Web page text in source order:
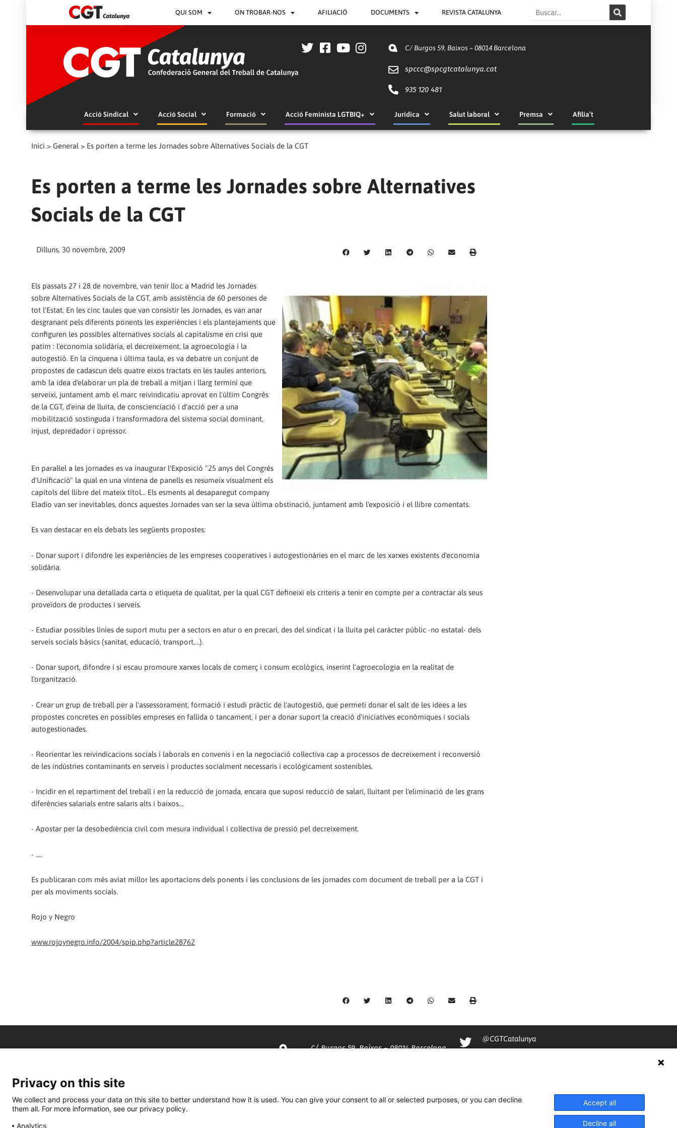
QUI SOM ON TROBAR-NOS AFILIACIÓ DOCUMENTS REVISTA CATALUNYA Search
C/ Burgos 59, Baixos – 08014 Barcelona
spccc@spcgtcatalunya.cat
935 120 481
Acció Sindical Acció Social Formació Acció Feminista LGTBIQ+ Jurídica Salut laboral Premsa Afilia’t
Inici > General > Es porten a terme les Jornades sobre Alternatives Socials de la CGT
Es porten a terme les Jornades sobre Alternatives
Socials de la CGT
Dilluns, 30 novembre, 2009
Els passats 27 i 28 de novembre, van tenir lloc a Madrid les Jornades
sobre Alternatives Socials de la CGT, amb assistència de 60 persones de
tot l'Estat. En les cinc taules que van consistir les Jornades, es van anar
desgranant pels diferents ponents les experiències i els plantejaments que
configuren les possibles alternatives socials al capitalisme en crisi que
patim : l'economia solidària, el decreixement, la agroecología i la
autogestió. En la cinquena i última taula, es va debatre un conjunt de
propostes de cadascun dels quatre eixos tractats en les taules anteriors,
amb la idea d'elaborar un pla de treball a mitjan i llarg termini que
serveixi, juntament amb el marc reivindicatiu aprovat en l'últim Congrés
de la CGT, d'eina de lluita, de conscienciació i d'acció per a una
mobilització sostinguda i transformadora del sistema social dominant,
injust, depredador i opressor.
En paral·lel a les jornades es va inaugurar l'Exposició "25 anys del Congrés
d'Unificació" la qual en una vintena de panells es resumeix visualment els
capítols del llibre del mateix títol… Els esments al desaparegut company
Eladio van ser inevitables, doncs aquestes Jornades van ser la seva última obstinació, juntament amb l'exposició i el llibre comentats.
Es van destacar en els debats les següents propostes:
- Donar suport i difondre les experiències de les empreses cooperatives i autogestionàries en el marc de les xarxes existents d'economia
solidària.
- Desenvolupar una detallada carta o etiqueta de qualitat, per la qual CGT defineixi els criteris a tenir en compte per a contractar als seus
proveïdors de productes i serveis.
- Estudiar possibles línies de suport mutu per a sectors en atur o en precari, des del sindicat i la lluita pel caràcter públic -no estatal- dels
serveis socials bàsics (sanitat, educació, transport,…).
- Donar suport, difondre i si escau promoure xarxes locals de comerç i consum ecològics, inserint l'agroecologia en la realitat de
l'organització.
- Crear un grup de treball per a l'assessorament, formació i estudi pràctic de l'autogestió, que permeti donar el salt de les idees a les
propostes concretes en possibles empreses en fallida o tancament, i per a donar suport la creació d'iniciatives econòmiques i socials
autogestionades.
- Reorientar les reivindicacions socials i laborals en convenis i en la negociació col·lectiva cap a processos de decreixement i reconversió
de les indústries contaminants en serveis i productes socialment necessaris i ecològicament sostenibles.
- Incidir en el repartiment del treball i en la reducció de jornada, encara que suposi reducció de salari, lluitant per l'eliminació de les grans
diferències salarials entre salaris alts i baixos…
- Apostar per la desobediència civil com mesura individual i col·lectiva de pressió pel decreixement.
- ….
Es publicaran com més aviat millor les aportacions dels ponents i les conclusions de les jornades com document de treball per a la CGT i
per als moviments socials.
Rojo y Negro
www.rojoynegro.info/2004/spip.php?article28762
C/ Burgos 59, Baixos – 08014 Barcelona
@CGTCatalunya
cgtcatalunya
Privacy on this site
We collect and process your data on this site to better understand how it is used. You can give your consent to all or selected purposes, or you can decline
them all. For more information, see our privacy policy.
Analytics
Accept all
Decline all